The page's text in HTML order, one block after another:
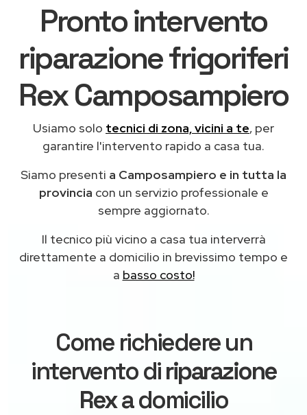
Pronto intervento
riparazione frigoriferi
Rex Camposampiero
Usiamo solo tecnici di zona, vicini a te, per
garantire l'intervento rapido a casa tua.
Siamo presenti a Camposampiero e in tutta la
provincia con un servizio professionale e
sempre aggiornato.
Il tecnico più vicino a casa tua interverrà
direttamente a domicilio in brevissimo tempo e
a basso costo!
Come richiedere un
intervento diriparazione
Rexa domicilio